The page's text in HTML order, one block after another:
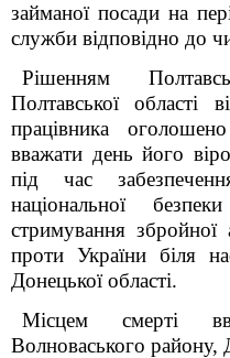
займаної посади на
служби відповідно до
Рішенням
Полтавської
працівника
вважати день його
під час
національної
стримування збройної
проти України біля
Донецької області.
Місцем смерті
Волноваського району,